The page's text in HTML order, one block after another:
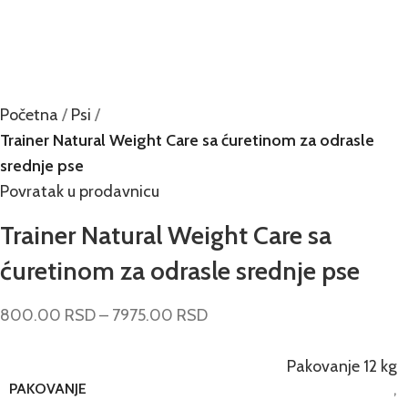
Početna
Psi
Trainer Natural Weight Care sa ćuretinom za odrasle
srednje pse
Povratak u prodavnicu
Trainer Natural Weight Care sa
ćuretinom za odrasle srednje pse
800.00 RSD– 7975.00 RSD
PAKOVANJE
Pakovanje 12 kg
,